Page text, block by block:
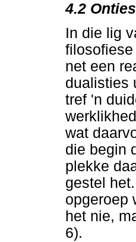
4.2
In die lig
net een
dualisties
tref 'n
wat
die begin
plekke
gestel
opgeroep
het nie,
6).